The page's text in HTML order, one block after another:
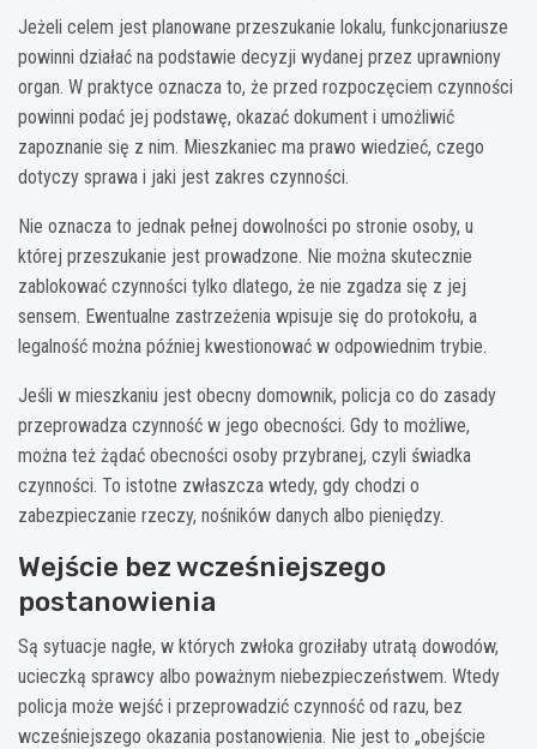
Jeżeli celem jest planowane przeszukanie lokalu, funkcjonariusze
powinni działać na podstawie decyzji wydanej przez uprawniony
organ. W praktyce oznacza to, że przed rozpoczęciem czynności
powinni podać jej podstawę, okazać dokument i umożliwić
zapoznanie się z nim. Mieszkaniec ma prawo wiedzieć, czego
dotyczy sprawa i jaki jest zakres czynności.
Nie oznacza to jednak pełnej dowolności po stronie osoby, u
której przeszukanie jest prowadzone. Nie można skutecznie
zablokować czynności tylko dlatego, że nie zgadza się z jej
sensem. Ewentualne zastrzeżenia wpisuje się do protokołu, a
legalność można później kwestionować w odpowiednim trybie.
Jeśli w mieszkaniu jest obecny domownik, policja co do zasady
przeprowadza czynność w jego obecności. Gdy to możliwe,
można też żądać obecności osoby przybranej, czyli świadka
czynności. To istotne zwłaszcza wtedy, gdy chodzi o
zabezpieczanie rzeczy, nośników danych albo pieniędzy.
Wejście bez wcześniejszego
postanowienia
Są sytuacje nagłe, w których zwłoka groziłaby utratą dowodów,
ucieczką sprawcy albo poważnym niebezpieczeństwem. Wtedy
policja może wejść i przeprowadzić czynność od razu, bez
wcześniejszego okazania postanowienia. Nie jest to „obejście